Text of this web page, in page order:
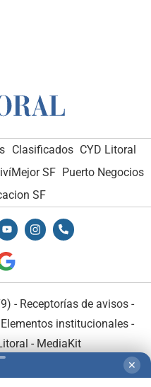
Clasificados CYD Litoral
SF Puerto Negocios
SF
- Receptorías de avisos -
Elementos institucionales-
- MediaKit
✕